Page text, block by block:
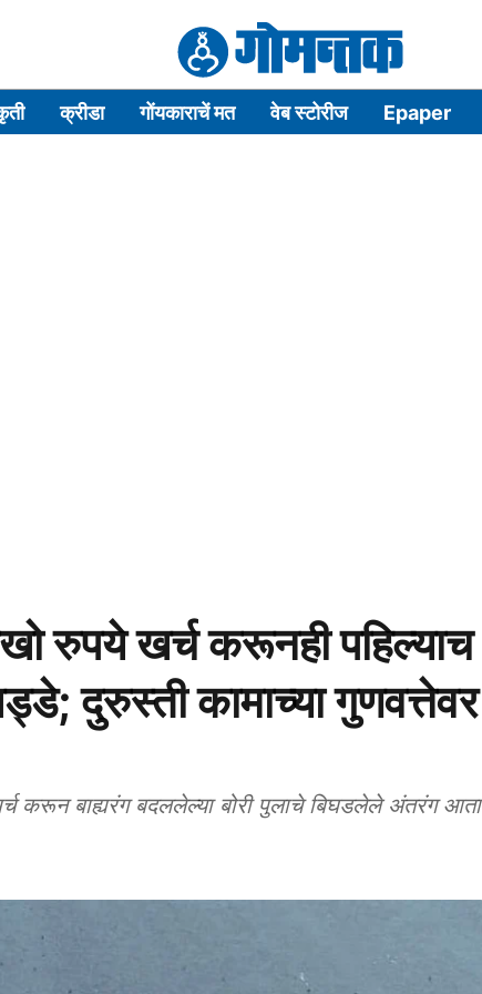
क्रीडा गोंयकाराचें मत वेब स्टोरीज Epaper
रुपये खर्च करूनही पहिल्याच
दुरुस्ती कामाच्या गुणवत्तेवर
बाह्यरंग बदललेल्या बोरी पुलाचे बिघडलेले अंतरंग आता